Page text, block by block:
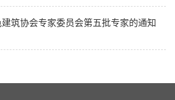
筑协会专家委员会第五批专家的通知